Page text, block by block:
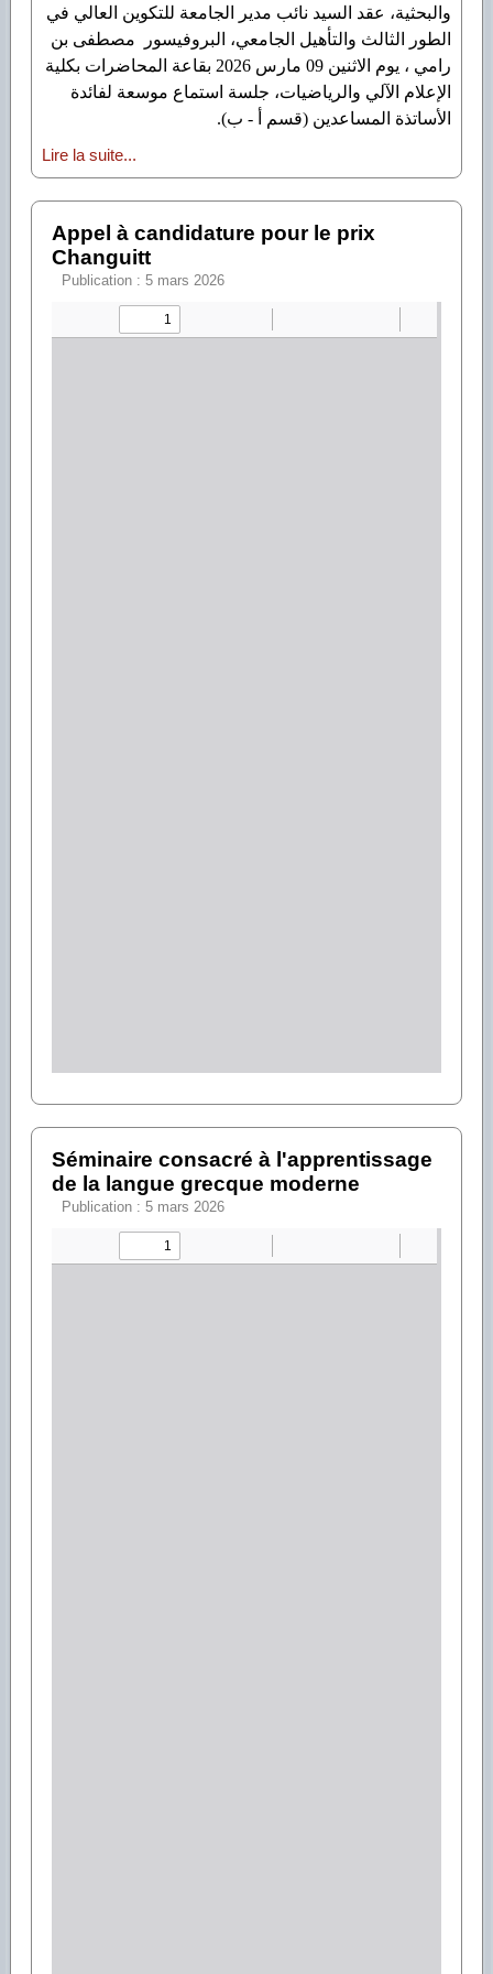
والبحثية، عقد السيد نائب مدير الجامعة للتكوين العالي في
الطور الثالث والتأهيل الجامعي، البروفيسور مصطفى بن
رامي ، يوم الاثنين 09 مارس 2026 بقاعة المحاضرات بكلية
الإعلام الآلي والرياضيات، جلسة استماع موسعة لفائدة
الأساتذة المساعدين (قسم أ - ب).
Lire la suite...
Appel à candidature pour le prix
Changuitt
Publication : 5 mars 2026
Séminaire consacré à l'apprentissage
de la langue grecque moderne
Publication : 5 mars 2026